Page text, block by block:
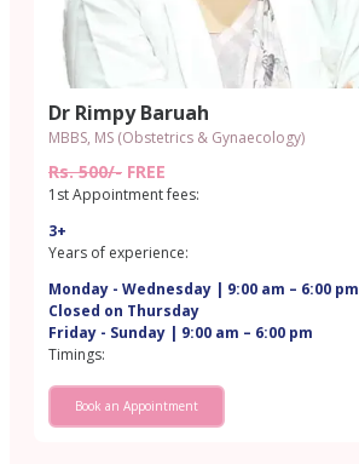
Dr Rimpy Baruah
MBBS, MS (Obstetrics & Gynaecology)
Rs. 500/- FREE
1st Appointment fees:
3+
Years of experience:
Monday - Wednesday | 9:00 am – 6:00 pm
Closed on Thursday
Friday - Sunday | 9:00 am – 6:00 pm
Timings:
Book an Appointment